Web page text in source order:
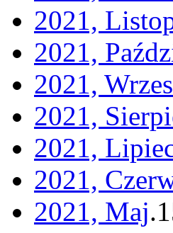
2021,
2021,
2021,
2021,
2021,
2021,
2021, Maj.